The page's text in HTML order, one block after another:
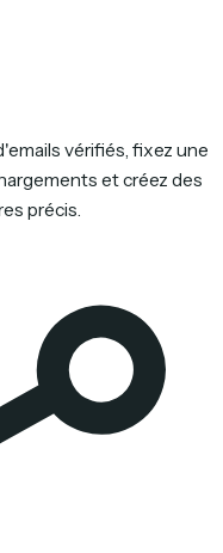
vérifiés, fixez une
et créez des
précis.